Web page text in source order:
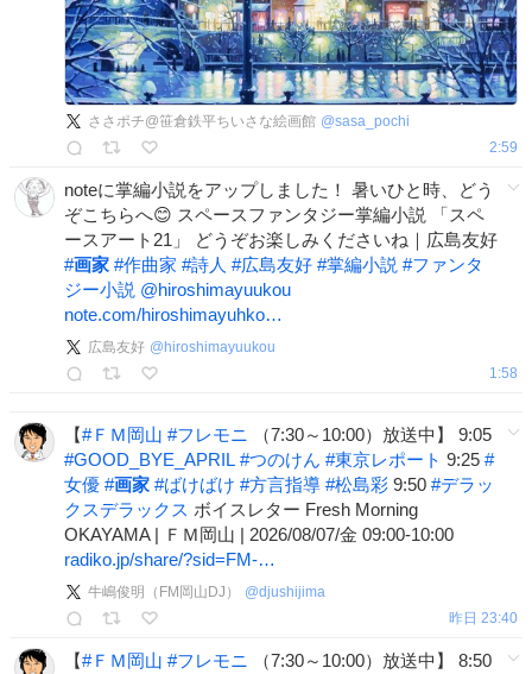
ささポチ@笹倉鉄平ちいさな絵画館 @sasa_pochi
2:59
noteに掌編小説をアップしました！ 暑いひと時、どう
ぞこちらへ😊 スペースファンタジー掌編小説 「スペ
ースアート21」 どうぞお楽しみくださいね｜広島友好
#画家 #作曲家 #詩人 #広島友好 #掌編小説 #ファンタ
ジー小説 @hiroshimayuukou
note.com/hiroshimayuhko…
広島友好 @ hiroshimayuukou
1:58
【#ＦＭ岡山 #フレモニ （7:30～10:00）放送中】 9:05
#GOOD_BYE_APRIL #つのけん #東京レポート 9:25 #
女優 #画家 #ばけばけ #方言指導 #松島彩 9:50 #デラッ
クスデラックス ボイスレター Fresh Morning
OKAYAMA | ＦＭ岡山 | 2026/08/07/金 09:00-10:00
radiko.jp/share/?sid=FM-…
牛嶋俊明（FM岡山DJ） @djushijima
昨日 23:40
【#ＦＭ岡山 #フレモニ （7:30～10:00）放送中】 8:50